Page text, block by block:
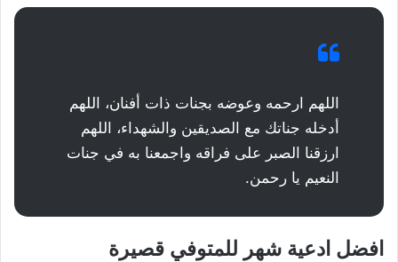
اللهم ارحمه وعوضه بجنات ذات أفنان، اللهم
أدخله جناتك مع الصديقين والشهداء، اللهم
ارزقنا الصبر على فراقه واجمعنا به في جنات
النعيم يا رحمن.
افضل ادعية شهر للمتوفي قصيرة